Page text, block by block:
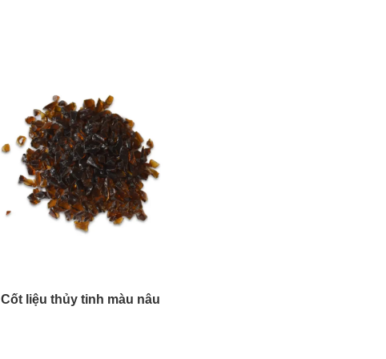
Kính gương vụn màu xám